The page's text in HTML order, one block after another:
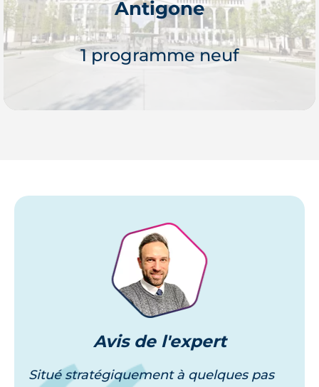
Je découvre
Antigone
1 programme neuf
Je découvre
Avisde l'expert
Situé stratégiquement à quelques pas